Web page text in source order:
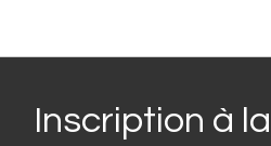
Inscription à